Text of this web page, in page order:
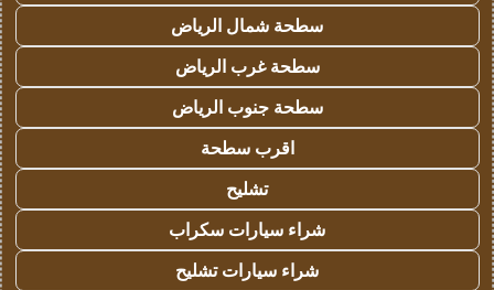
سطحة شمال الرياض
سطحة غرب الرياض
سطحة جنوب الرياض
اقرب سطحة
تشليح
شراء سيارات سكراب
شراء سيارات تشليح